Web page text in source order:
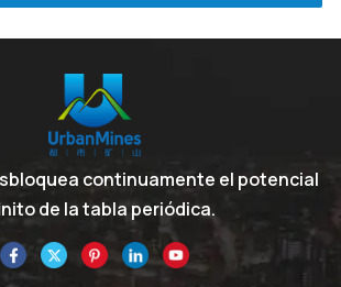
continuamente el potencial
de la tabla periódica.